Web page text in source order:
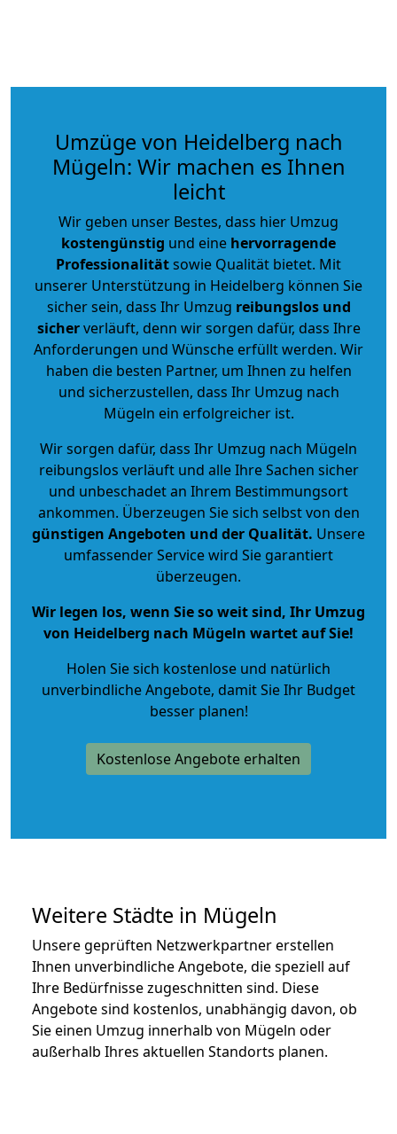
Umzüge von Heidelberg nach
Mügeln: Wir machen es Ihnen
leicht
Wir geben unser Bestes, dass hier Umzug
kostengünstig und eine hervorragende
Professionalitätsowie Qualität bietet. Mit
unserer Unterstützung in Heidelberg können Sie
sicher sein, dass Ihr Umzug reibungslos und
sicherverläuft, denn wir sorgen dafür, dass Ihre
Anforderungen und Wünsche erfüllt werden. Wir
haben die besten Partner, um Ihnen zu helfen
und sicherzustellen, dass Ihr Umzug nach
Mügeln ein erfolgreicher ist.
Wir sorgen dafür, dass Ihr Umzug nach Mügeln
reibungslos verläuft und alle Ihre Sachen sicher
und unbeschadet an Ihrem Bestimmungsort
ankommen. Überzeugen Sie sich selbst von den
günstigen Angeboten und der Qualität. Unsere
umfassender Service wird Sie garantiert
überzeugen.
Wir legen los, wenn Sie so weit sind, Ihr Umzug
von Heidelberg nach Mügeln wartet auf Sie!
Holen Sie sich kostenlose und natürlich
unverbindliche Angebote, damit Sie Ihr Budget
besser planen!
Kostenlose Angebote erhalten
Weitere Städte in Mügeln
Unsere geprüften Netzwerkpartner erstellen
Ihnen unverbindliche Angebote, die speziell auf
Ihre Bedürfnisse zugeschnitten sind. Diese
Angebote sind kostenlos, unabhängig davon, ob
Sie einen Umzug innerhalb von Mügeln oder
außerhalb Ihres aktuellen Standorts planen.